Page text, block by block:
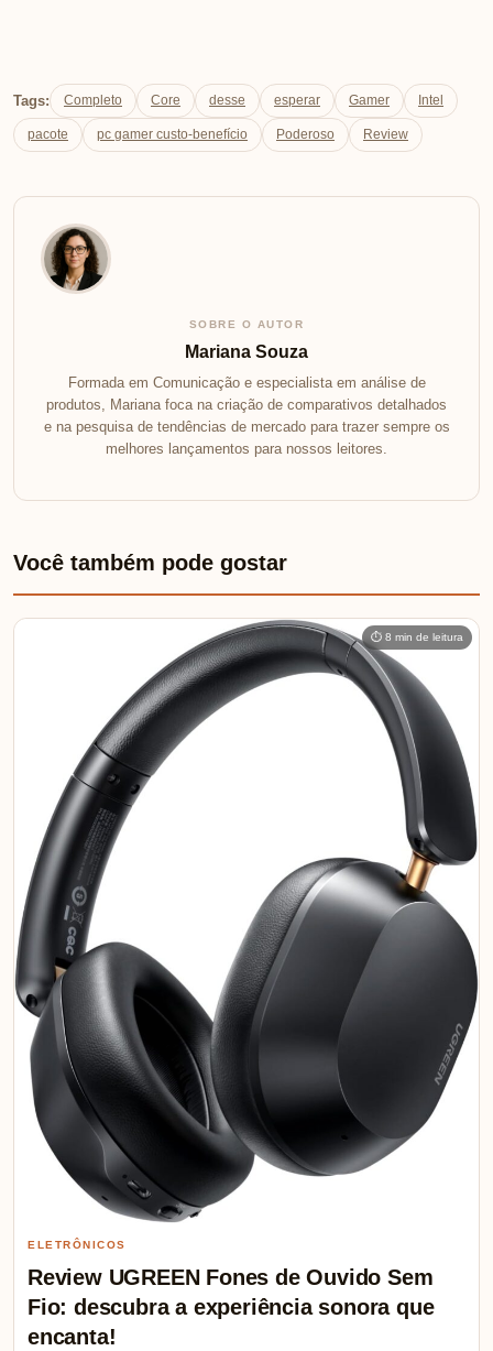
Tags: Completo Core desse esperar Gamer Intel
pacote pc gamer custo-benefício Poderoso Review
SOBRE O AUTOR
Mariana Souza
Formada em Comunicação e especialista em análise de
produtos, Mariana foca na criação de comparativos detalhados
e na pesquisa de tendências de mercado para trazer sempre os
melhores lançamentos para nossos leitores.
Você também pode gostar
⏱ 8 min de leitura
ELETRÔNICOS
Review UGREEN Fones de Ouvido Sem
Fio: descubra a experiência sonora que
encanta!